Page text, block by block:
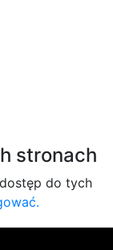
stronach
do tych